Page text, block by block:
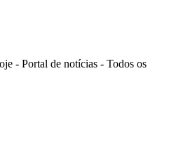
- Portal de notícias - Todos os